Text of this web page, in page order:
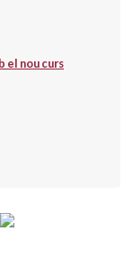
el nou curs